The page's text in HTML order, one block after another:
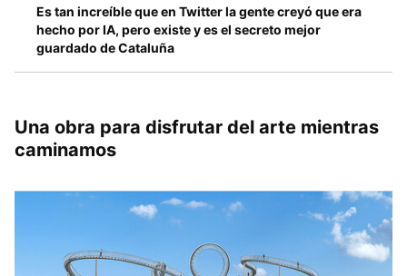
Es tan increíble que en Twitter la gente creyó que era
hecho por IA, pero existe y es el secreto mejor
guardado de Cataluña
Una obra para disfrutar del arte mientras
caminamos